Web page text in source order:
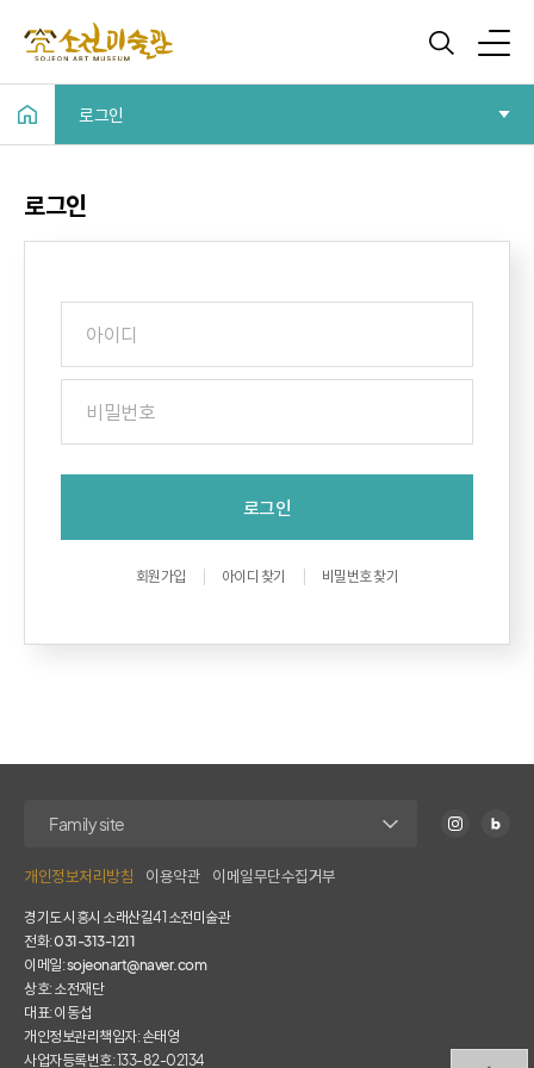
로그인
로그인
로그인
회원가입 아이디 찾기 비밀번호 찾기
경기도 시흥시 소래산길41 소전미술관
전화:031-313-1211
이메일:sojeonart@naver.com
상호: 소전재단
대표: 이동섭
개인정보관리책임자: 손태영
사업자등록번호: 133-82-02134
개인정보처리방침 이용약관 이메일무단수집거부